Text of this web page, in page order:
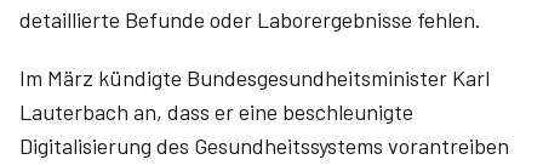
detaillierte Befunde oder Laborergebnisse fehlen.
Im März kündigte Bundesgesundheitsminister Karl
Lauterbach an, dass er eine beschleunigte
Digitalisierung des Gesundheitssystems vorantreiben